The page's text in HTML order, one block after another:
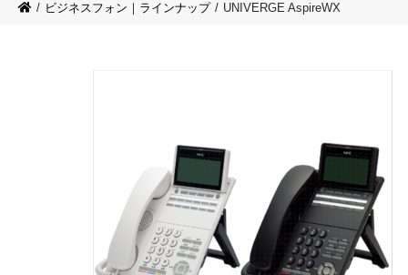
ビジネスフォン｜ラインナップ UNIVERGE AspireWX